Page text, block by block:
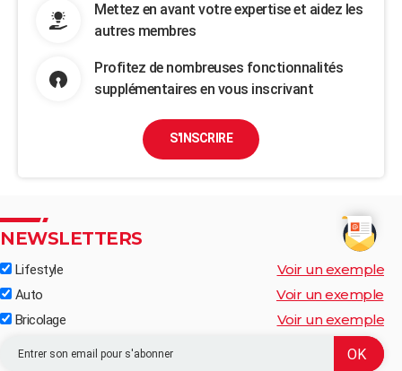
Mettez en avant votre expertise et aidez les
autres membres
Profitez de nombreuses fonctionnalités
supplémentaires en vous inscrivant
S'INSCRIRE
NEWSLETTERS
Lifestyle Voir un exemple
Auto Voir un exemple
Bricolage Voir un exemple